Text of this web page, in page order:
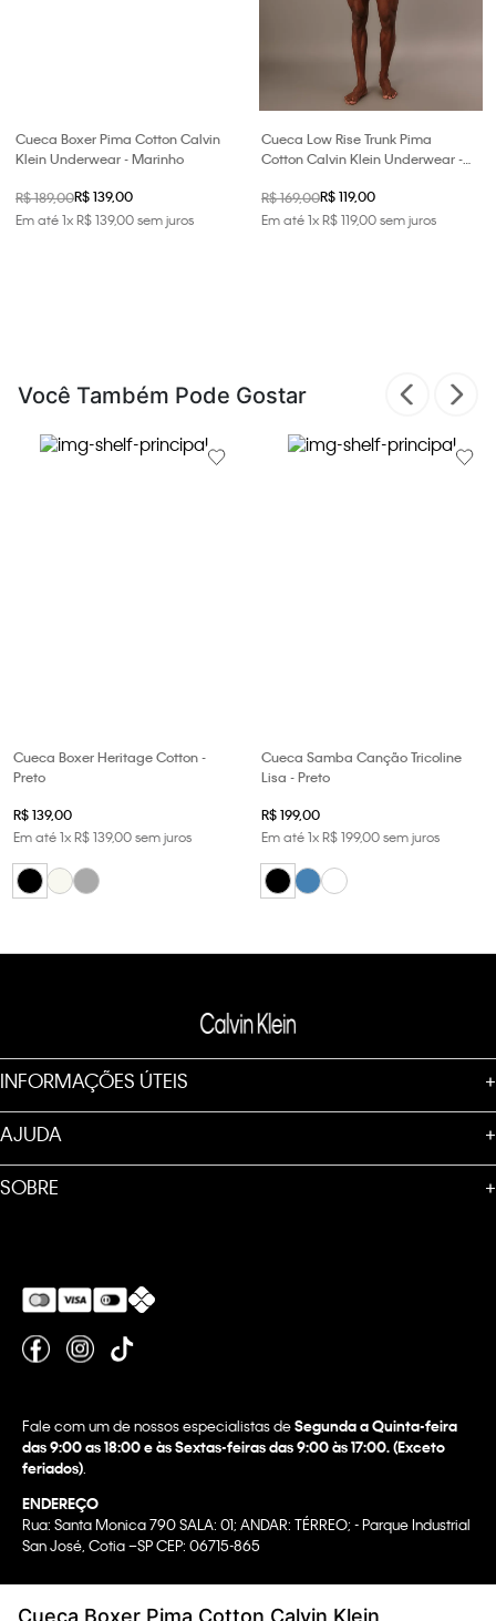
Cueca Boxer Pima Cotton Calvin Klein
Cueca Boxer Pima Cotton Calvin
Klein Underwear - Marinho
R$ 189,00R$ 139,00
Em até1xR$139,00sem juros
Cueca Low Rise Trunk Pima
Cotton Calvin Klein Underwear -
R$ 169,00R$ 119,00
Em até1xR$119,00sem juros
Você Também Pode Gostar
Cueca Boxer Heritage Cotton -
Preto
R$139,00
Em até1xR$139,00sem juros
Cueca Samba Canção Tricoline
Lisa - Preto
R$199,00
Em até1xR$199,00sem juros
INFORMAÇÕES ÚTEIS +
AJUDA +
SOBRE +
Fale com um de nossos especialistas deSegunda a Quinta-feira
das 9:00 as 18:00 e às Sextas-feiras das 9:00 às 17:00. (Exceto
feriados)
ENDEREÇO
Rua: Santa Monica 790 SALA: 01; ANDAR: TÉRREO; - Parque Industrial
San José, Cotia –SP CEP: 06715-865